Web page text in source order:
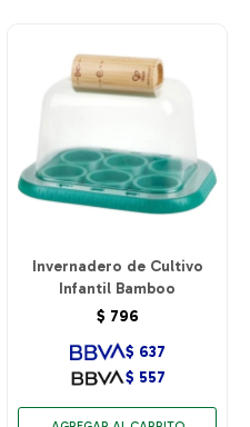
Invernadero de Cultivo
Infantil Bamboo
$ 796
$ 557
$ 637